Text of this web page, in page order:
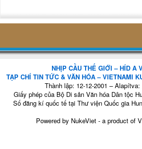
NHỊP CẦU THẾ GIỚI – HÍD A
TẠP CHÍ TIN TỨC & VĂN HÓA – VIETNAMI
Thành lập: 12-12-2001 – Alapítva:
Giấy phép của Bộ Di sản Văn hóa Dân tộc
Số đăng kí quốc tế tại Thư viện Quốc gia
Powered by NukeViet - a product of